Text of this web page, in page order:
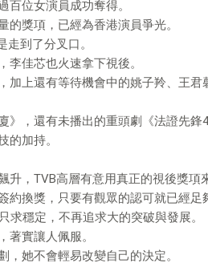
位女演員成功奪得。
獎項，已經為香港演員爭光。
到了分叉口。
佳芯也火速拿下視後。
加上還有等待機會中的姚子羚、王君
，還有未播出的重頭劇《法證先鋒4
的加持。
，TVB高層有意用真正的視後獎項
換獎，只要有觀眾的認可就已經足
穩定，不再追求大的突破與發展。
著實讓人佩服。
她不會輕易改變自己的決定。